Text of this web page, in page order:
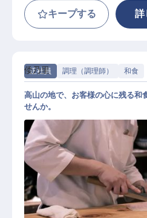
キープする 詳
正社員 調理（調理師） 和食
調理
倭乃里
高山の地で、お客様の心に残る和
せんか。